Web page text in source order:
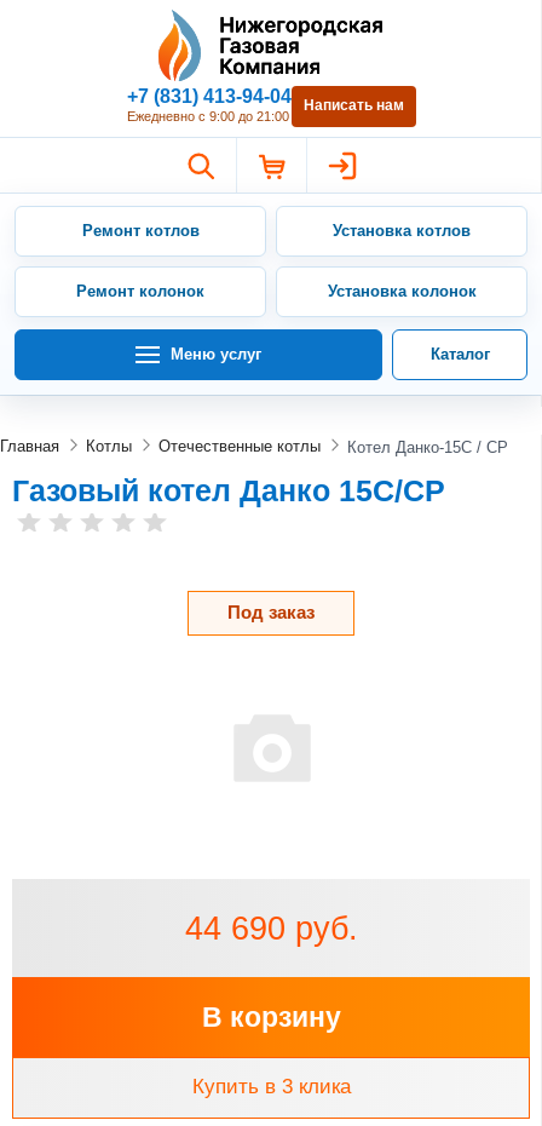
Нижегородская Газовая
+7 (831) 413-94-04
Ежедневно с 9:00 до 21:00
Написать нам
Ремонт котлов Установка котлов
Ремонт колонок Установка колонок
Меню услуг Каталог
Главная Котлы Отечественные котлы Котел Данко-15С / СР
Газовый котел Данко 15С/СР
Под заказ
44 690 руб.
В корзину
Купить в 3 клика